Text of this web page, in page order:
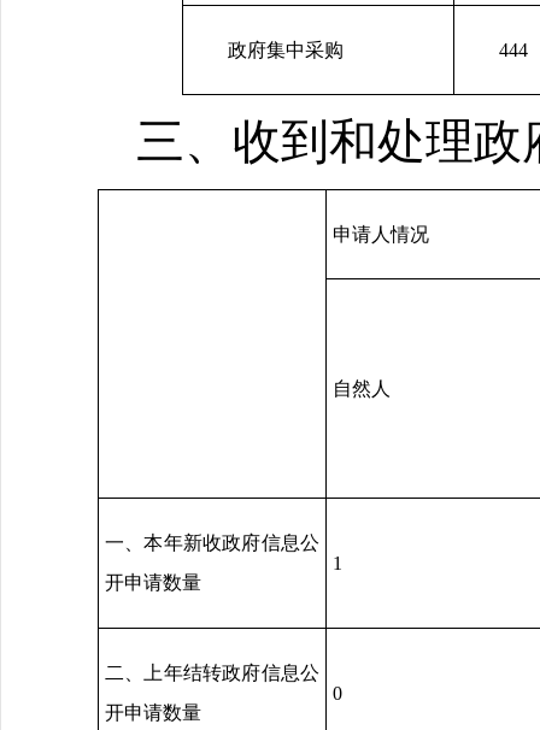
政府集中采购 444
三、收到和处理
申请人情况
自然人
一、本年新收政府信息公
开申请数量
1
二、上年结转政府信息公
开申请数量
0